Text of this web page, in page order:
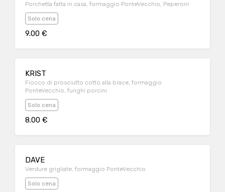
Porchetta fatta in casa, formaggio PonteVecchio, Peperoni
Solo cena
9.00 €
KRIST
Fiocco di prosciutto cotto alla brace, formaggio
PonteVecchio, funghi porcini
Solo cena
8.00 €
DAVE
Verdure grigliate, formaggio PonteVecchio
Solo cena